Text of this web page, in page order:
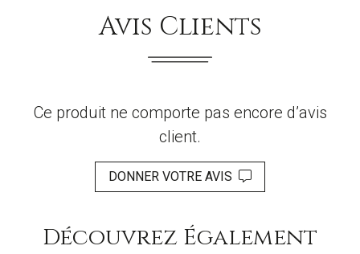
Avis Clients
Ce produit ne comporte pas encore d’avis
client.
DONNER VOTRE AVIS
Découvrez Également